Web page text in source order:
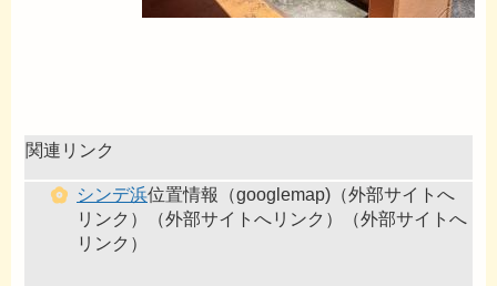
関連リンク
シンデ浜位置情報（googlemap)（外部サイトへ
リンク）（外部サイトへリンク）（外部サイトへ
リンク）